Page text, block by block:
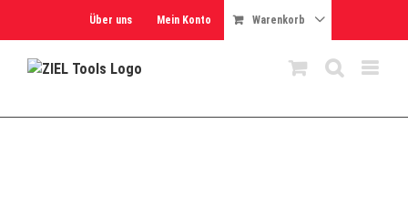
Über uns Mein Konto Warenkorb